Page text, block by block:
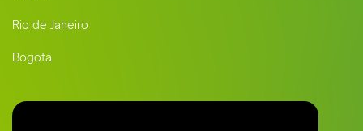
Rio de Janeiro
Bogotá